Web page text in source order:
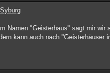
Namen "Geisterhaus" sagt mir
kann auch nach "Geisterhäuser